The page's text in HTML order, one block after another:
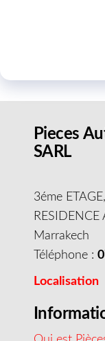
Pieces
SARL
3éme
RESIDENCE
Marrakech
Téléphone :
Localisation